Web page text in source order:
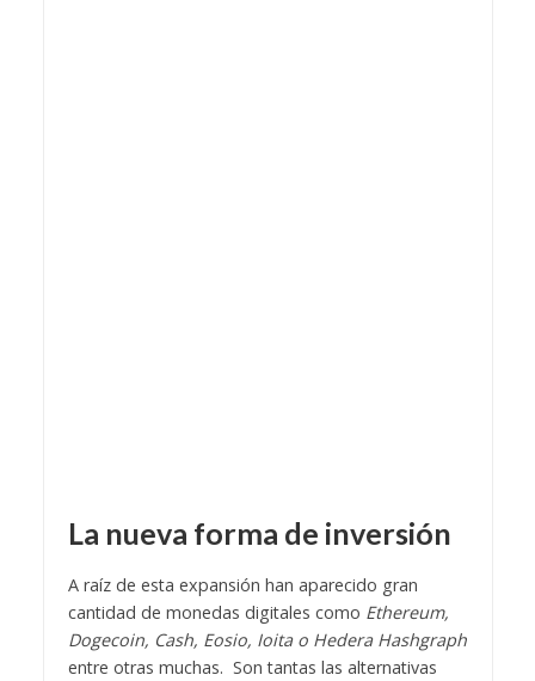
La nueva forma de inversión
A raíz de esta expansión han aparecido gran
cantidad de monedas digitales como Ethereum,
Dogecoin, Cash, Eosio, Ioita o Hedera Hashgraph
entre otras muchas. Son tantas las alternativas